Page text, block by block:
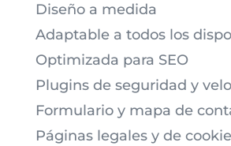
Diseño a medida
Adaptable a todos los
Optimizada para SEO
Plugins de seguridad y
Formulario y mapa de
Páginas legales y de